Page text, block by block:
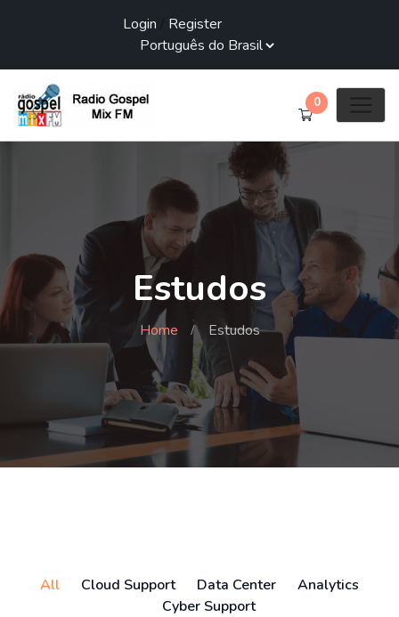
Login Register
0
Estudos
Home Estudos
All Cloud Support Data Center
Analytics
Cyber Support